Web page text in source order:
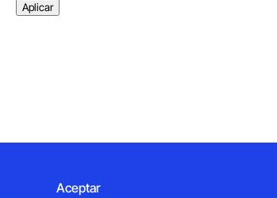
Aplicar
Aceptar